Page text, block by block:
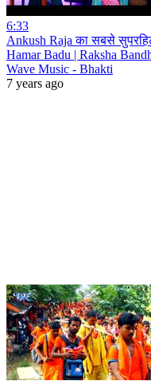
6:33
Ankush Raja का सबसे
Hamar Badu | Raksha
Wave Music - Bhakti
7 years ago